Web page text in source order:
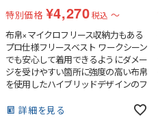
特別価格 ¥4,270税込 〜
布帛×マイクロフリース収納力もある
プロ仕様フリースベスト ワークシーン
でも安心して着用できるようにダメー
ジを受けやすい箇所に強度の高い布帛
を使用したハイブリッドデザインのフ
ットを採用し、収納力を確保してい
詳細を見る